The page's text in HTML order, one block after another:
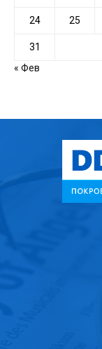
24 25
31
« Фев